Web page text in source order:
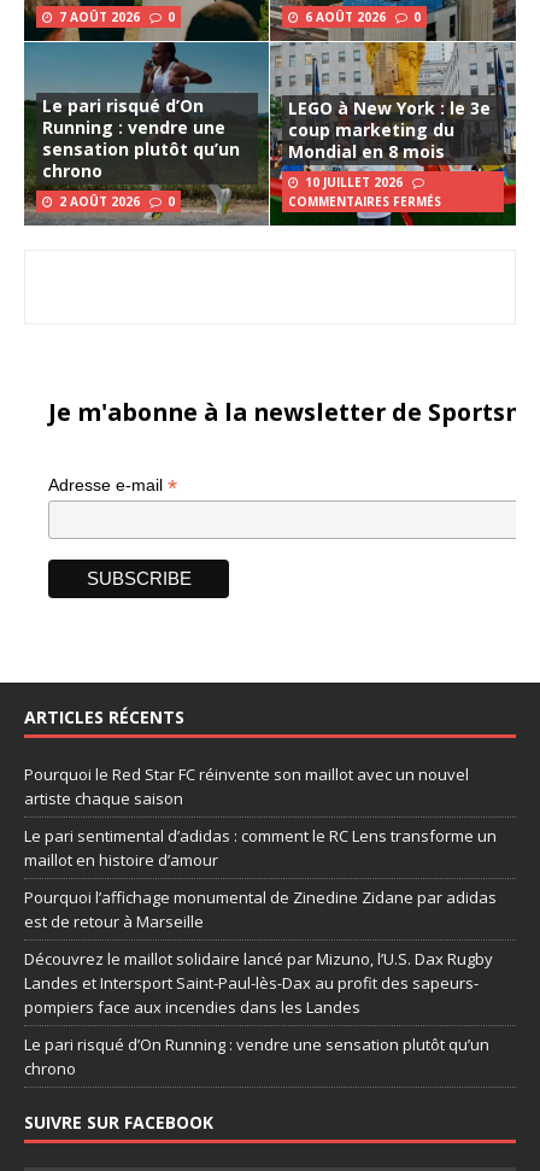
7 AOÛT 2026 0 6 AOÛT 2026 0
Le pari risqué d’On
Running : vendre une
sensation plutôt qu’un
chrono
2 AOÛT 2026 0
LEGO à New York : le 3e
coup marketing du
Mondial en 8 mois
10 JUILLET 2026
COMMENTAIRES FERMÉS
Je m'abonne à la newsletter de
Adresse e-mail *
ARTICLES RÉCENTS
Pourquoi le Red Star FC réinvente son maillot avec un nouvel
artiste chaque saison
Le pari sentimental d’adidas : comment le RC Lens transforme un
maillot en histoire d’amour
Pourquoi l’affichage monumental de Zinedine Zidane par adidas
est de retour à Marseille
Découvrez le maillot solidaire lancé par Mizuno, l’U.S. Dax Rugby
Landes et Intersport Saint-Paul-lès-Dax au profit des sapeurs-
pompiers face aux incendies dans les Landes
Le pari risqué d’On Running : vendre une sensation plutôt qu’un
chrono
SUIVRE SUR FACEBOOK